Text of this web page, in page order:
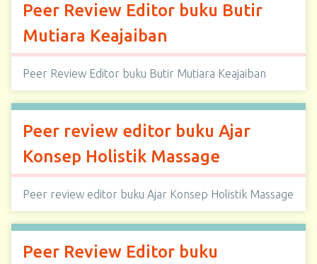
Peer Review Editor buku Butir
Mutiara Keajaiban
Peer Review Editor buku Butir Mutiara Keajaiban
Peer review editor buku Ajar
Konsep Holistik Massage
Peer review editor buku Ajar Konsep Holistik Massage
Peer Review Editor buku